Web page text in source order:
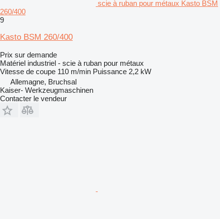
scie à ruban pour métaux Kasto BSM
260/400
9
Kasto BSM 260/400
Prix sur demande
Matériel industriel - scie à ruban pour métaux
Vitesse de coupe 110 m/min Puissance 2,2 kW
Allemagne, Bruchsal
Kaiser- Werkzeugmaschinen
Contacter le vendeur